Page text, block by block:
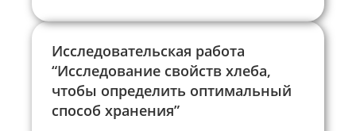
Исследовательская работа
“Исследование свойств хлеба,
чтобы определить оптимальный
способ хранения”